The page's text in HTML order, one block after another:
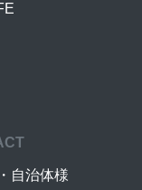
自治体様